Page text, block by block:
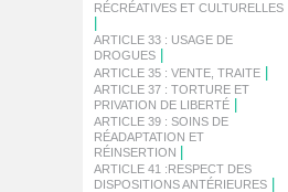
RÉCRÉATIVES ET CULTURELLES
ARTICLE 33 : USAGE DE
DROGUES
ARTICLE 35 : VENTE, TRAITE
ARTICLE 37 : TORTURE ET
PRIVATION DE LIBERTÉ
ARTICLE 39 : SOINS DE
RÉADAPTATION ET
RÉINSERTION
ARTICLE 41 :RESPECT DES
DISPOSITIONS ANTÉRIEURES